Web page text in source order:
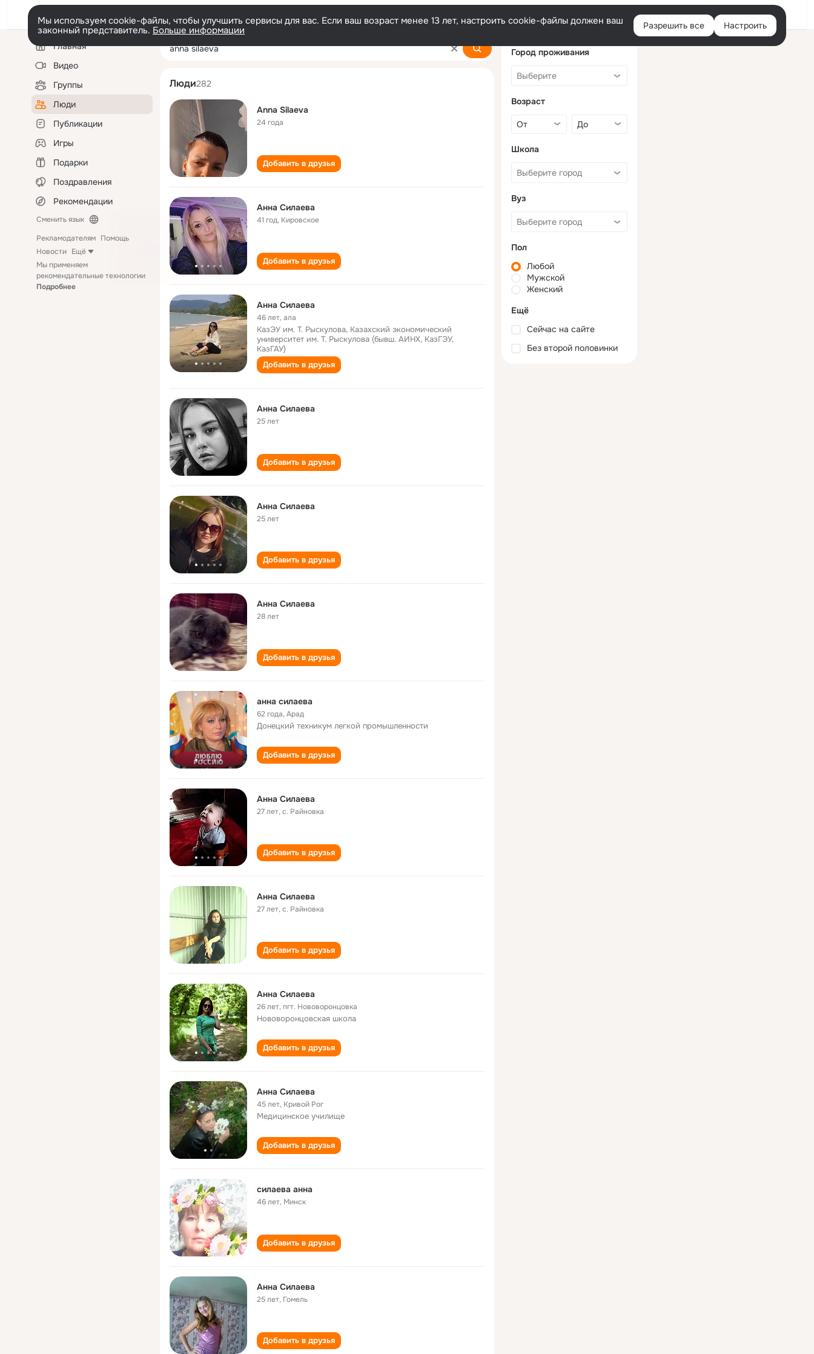
Войти
Мы используем cookie-файлы, чтобы улучшить сервисы для вас. Если ваш возраст менее 13 лет, настроить cookie-файлы должен ваш
законный представитель. Больше информации Разрешить все Настроить
Левая
колонкаГлавная
Видео
Группы
Люди
Публикации
Игры
Подарки
Поздравления
Рекомендации
Сменить язык
Рекламодателям Помощь
Новости Ещё
Мы применяем
рекомендательные технологии
Подробнее
anna silaeva
Люди282
Anna Silaeva
24 года
Добавить в друзья
Анна Силаева
41 год, Кировское
Добавить в друзья
Анна Силаева
46 лет,ала
КазЭУ им. Т. Рыскулова, Казахский экономический
университет им. Т. Рыскулова (бывш. АИНХ, КазГЭУ,
КазГАУ)
Добавить в друзья
Анна Силаева
25 лет
Добавить в друзья
Анна Силаева
25 лет
Добавить в друзья
Анна Силаева
28 лет
Добавить в друзья
анна силаева
62 года,Арад
Донецкий техникум легкой промышленности
Добавить в друзья
Анна Силаева
27 лет,с. Райновка
Добавить в друзья
Анна Силаева
27 лет,с. Райновка
Добавить в друзья
Анна Силаева
26 лет,пгт. Нововоронцовка
Нововоронцовская школа
Добавить в друзья
Анна Силаева
45 лет, Кривой Рог
Медицинское училище
Добавить в друзья
силаева анна
46 лет, Минск
Добавить в друзья
Анна Силаева
25 лет, Гомель
Добавить в друзья
Город проживания
Возраст
Школа
Вуз
Пол
Любой
Мужской
Женский
Ещё
Сейчас на сайте
Без второй половинки